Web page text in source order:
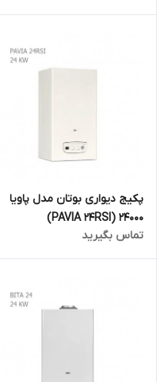
پکیج دیواری بوتان مدل پاویا
24000 (PAVIA 24RSI)
تماس بگیرید